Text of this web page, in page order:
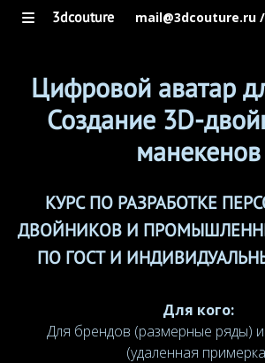
3dcouture mail@3dcouture.ru /
Цифровой аватар
Создание 3D-
манекенов
КУРС ПО РАЗРАБОТКЕ
ДВОЙНИКОВ И
ПО ГОСТ И
Для кого:
Для брендов (размерные ряды)
(удаленная